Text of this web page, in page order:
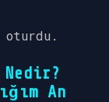
An